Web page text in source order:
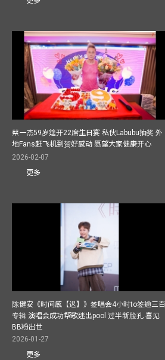
蔡一杰59岁筵开22席生日宴 私伙Labubu抽奖 外
地Fans赶飞机到贺好感动 愿望大家健康开心
2026-02-07
更多
陈健安《时间感【迟】》签唱会4小时to签逾三百
专辑 演唱会成功帮歌迷出pool 过半新脸孔 喜见
BB粉出世
2026-01-27
更多